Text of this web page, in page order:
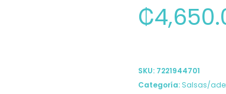
₡
SKU: 7221944701
Categoría: Salsas/